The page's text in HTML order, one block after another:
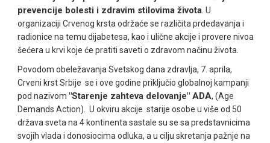
prevencije bolesti i zdravim stilovima života . U
organizaciji Crvenog krsta održaće se različita prdedavanja i
radionice na temu dijabetesa, kao i ulične akcije i provere nivoa
šećera u krvi koje će pratiti saveti o zdravom načinu života.
Povodom obeležavanja Svetskog dana zdravlja, 7. aprila,
Crveni krst Srbije se i ove godine priključio globalnoj kampanji
pod nazivom "Starenje zahteva delovanje" ADA, (Age
Demands Action). U okviru akcije starije osobe u više od 50
država sveta na 4 kontinenta sastale su se sa predstavnicima
svojih vlada i donosiocima odluka, a u cilju skretanja pažnje na